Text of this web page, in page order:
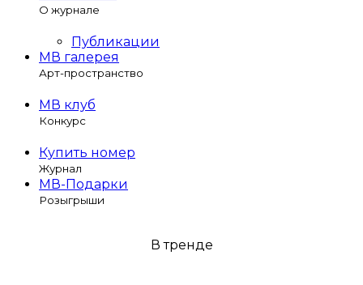
О журнале
Публикации
МВ галерея
Арт-пространство
МВ клуб
Конкурс
Купить номер
Журнал
МВ-Подарки
Розыгрыши
В тренде